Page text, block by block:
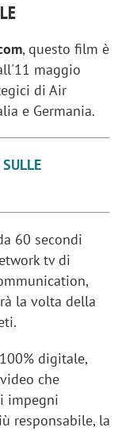
, questo film è
maggio
di Air
e Germania.
60 secondi
tv di
la volta della
digitale,
che
impegni
responsabile, la